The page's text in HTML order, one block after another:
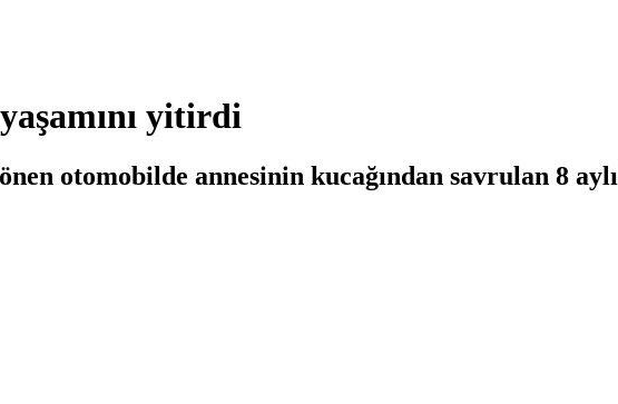
yitirdi
otomobilde annesinin kucağından savrulan 8